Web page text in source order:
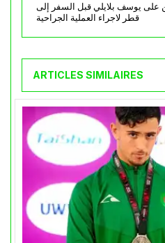
يوسف بلايلي قبل السفر إلى
قطر لاجراء العملية الجراحية
ARTICLES SIMILAIRES